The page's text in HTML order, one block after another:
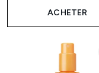
ACHETER